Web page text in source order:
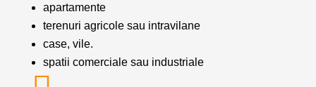
apartamente
terenuri agricole sau intravilane
case, vile.
spatii comerciale sau industriale